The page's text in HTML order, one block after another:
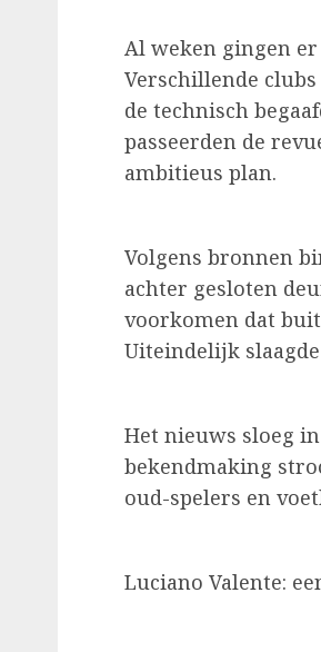
Al weken gingen
Verschillende
de technisch
passeerden de
ambitieus plan.
Volgens bronnen
achter gesloten
voorkomen dat
Uiteindelijk
Het nieuws sloeg
bekendmaking
oud-spelers en
Luciano Valente: